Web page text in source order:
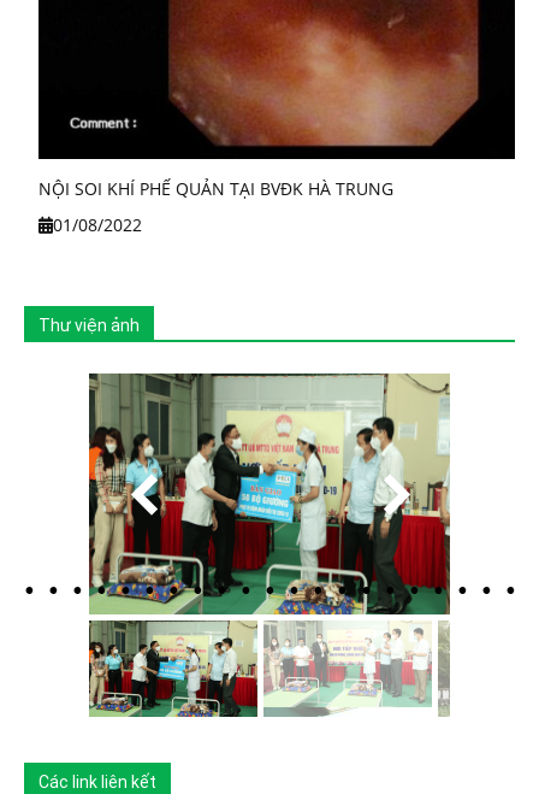
NỘI SOI KHÍ PHẾ QUẢN TẠI BVĐK HÀ TRUNG
01/08/2022
Thư viện ảnh
Các link liên kết